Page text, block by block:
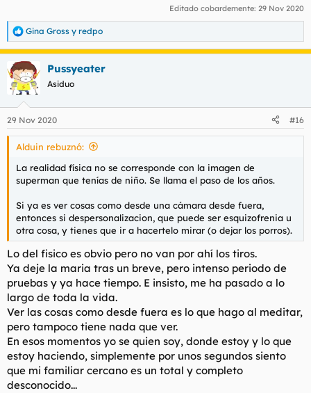
Editado cobardemente: 29 Nov 2020
R
e
c
c
i
e
s
Gina Gross y redpo
Pussyeater
Asiduo
29 Nov 2020 #16
Alduin rebuznó:
La realidad física no se corresponde con la imagen de
superman que tenías de niño. Se llama el paso de los años.
Si ya es ver cosas como desde una cámara desde fuera,
entonces si despersonalizacion, que puede ser esquizofrenia u
otra cosa, y tienes que ir a hacertelo mirar (o dejar los porros).
Lo del fisico es obvio pero no van por ahí los tiros.
Ya deje la maria tras un breve, pero intenso periodo de
pruebas y ya hace tiempo. E insisto, me ha pasado a lo
largo de toda la vida.
Ver las cosas como desde fuera es lo que hago al meditar,
pero tampoco tiene nada que ver.
En esos momentos yo se quien soy, donde estoy y lo que
estoy haciendo, simplemente por unos segundos siento
que mi familiar cercano es un total y completo
desconocido...